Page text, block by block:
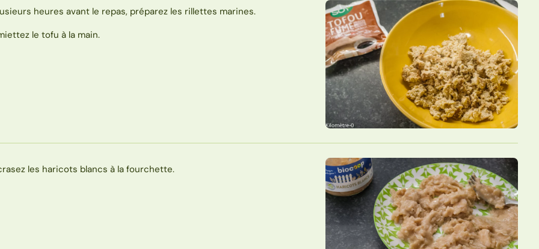
heures avant le repas, préparez les rillettes marines.
le tofu à la main.
les haricots blancs à la fourchette.